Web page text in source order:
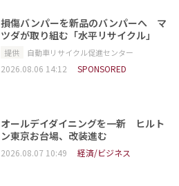
損傷バンパーを新品のバンパーへ マ
ツダが取り組む「水平リサイクル」
提供 自動車リサイクル促進センター
2026.08.06 14:12 SPONSORED
オールデイダイニングを一新 ヒルト
ン東京お台場、改装進む
2026.08.07 10:49 経済/ビジネス